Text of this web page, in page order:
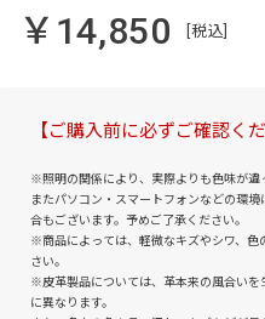
￥14,850 [税込]
【ご購入前に必ずご確認くだ
※照明の関係により、実際よりも色味が違
またパソコン・スマートフォンなどの環
合もございます。予めご了承ください。
※商品によっては、軽微なキズやシワ、色
さい。
※皮革製品については、革本来の風合いを
に異なります。